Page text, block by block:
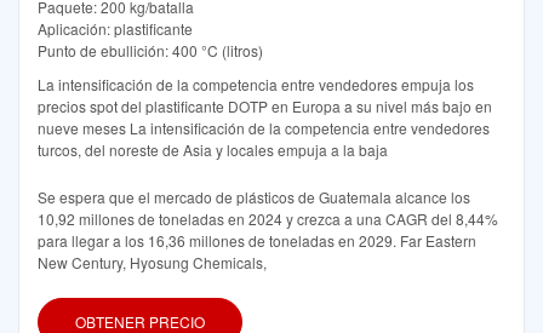
Paquete: 200 kg/batalla
Aplicación: plastificante
Punto de ebullición: 400 °C (litros)
La intensificación de la competencia entre vendedores empuja los
precios spot del plastificante DOTP en Europa a su nivel más bajo en
nueve meses La intensificación de la competencia entre vendedores
turcos, del noreste de Asia y locales empuja a la baja
Se espera que el mercado de plásticos de Guatemala alcance los
10,92 millones de toneladas en 2024 y crezca a una CAGR del 8,44%
para llegar a los 16,36 millones de toneladas en 2029. Far Eastern
New Century, Hyosung Chemicals,
OBTENER PRECIO